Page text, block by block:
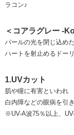
ラコン♪
＜コアラグレー -
パールの光を閉じ込めた
ハートを射止めるドー
1.UVカット
肌や瞳に有害といわれ
白内障などの眼病を引
※UV-A波75％以上、